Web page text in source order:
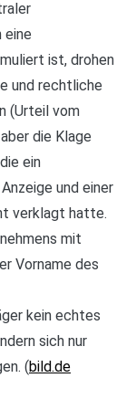
eine
ist, drohen
und rechtliche
(Urteil vom
die Klage
ein
und einer
verklagt hatte.
mit
Vorname des
kein echtes
sich nur
(bild.de